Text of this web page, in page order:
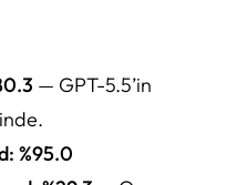
— GPT-5.5’in
%95.0